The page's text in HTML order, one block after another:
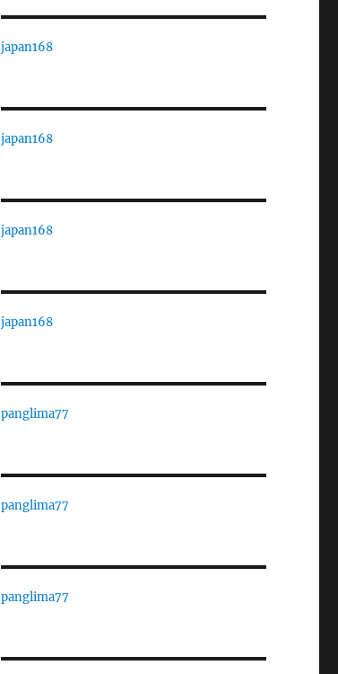
japan168
japan168
japan168
japan168
panglima77
panglima77
panglima77